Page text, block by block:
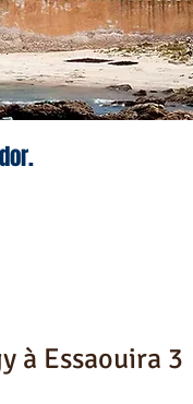
à Essaouira 3